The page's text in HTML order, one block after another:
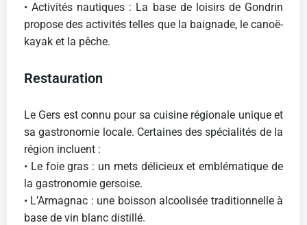
• Activités nautiques : La base de loisirs de Gondrin
propose des activités telles que la baignade, le canoë-
kayak et la pêche.
Restauration
Le Gers est connu pour sa cuisine régionale unique et
sa gastronomie locale. Certaines des spécialités de la
région incluent :
• Le foie gras : un mets délicieux et emblématique de
la gastronomie gersoise.
• L’Armagnac : une boisson alcoolisée traditionnelle à
base de vin blanc distillé.